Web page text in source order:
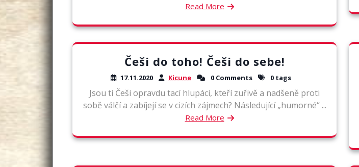
Read More
Češi do toho! Češi do sebe!
17.11.2020 Kicune 0 Comments 0 tags
Jsou ti Češi opravdu tací hlupáci, kteří zuřivě a nadšeně proti
sobě válčí a zabíjejí se v cizích zájmech? Následující „humorné“ ...
Read More